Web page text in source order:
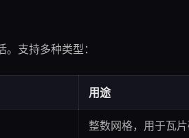
支持多种类型：
用途
整数网格，用于瓦